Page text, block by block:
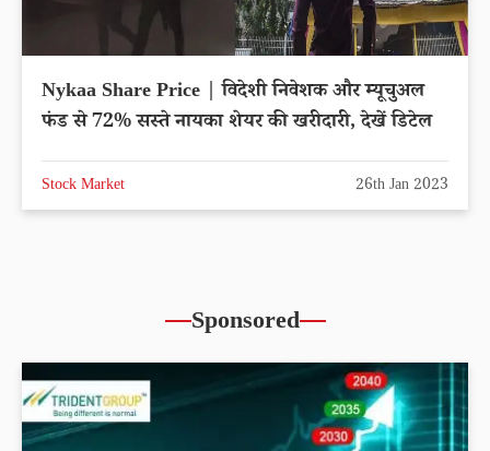
Nykaa Share Price | विदेशी निवेशक और म्यूचुअल
फंड से 72% सस्ते नायका शेयर की खरीदारी, देखें डिटेल
Stock Market 26th Jan 2023
Sponsored